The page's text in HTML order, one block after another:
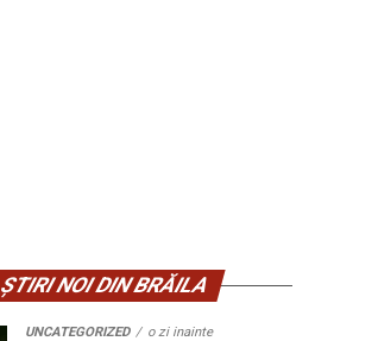
ȘTIRI NOI DIN BRĂILA
UNCATEGORIZED o zi inainte